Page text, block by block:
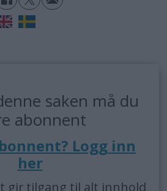
saken må du
abonnent
Logg inn
her
gir tilgang til alt innhold